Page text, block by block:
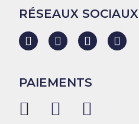
RÉSEAUX SOCIAUX
PAIEMENTS